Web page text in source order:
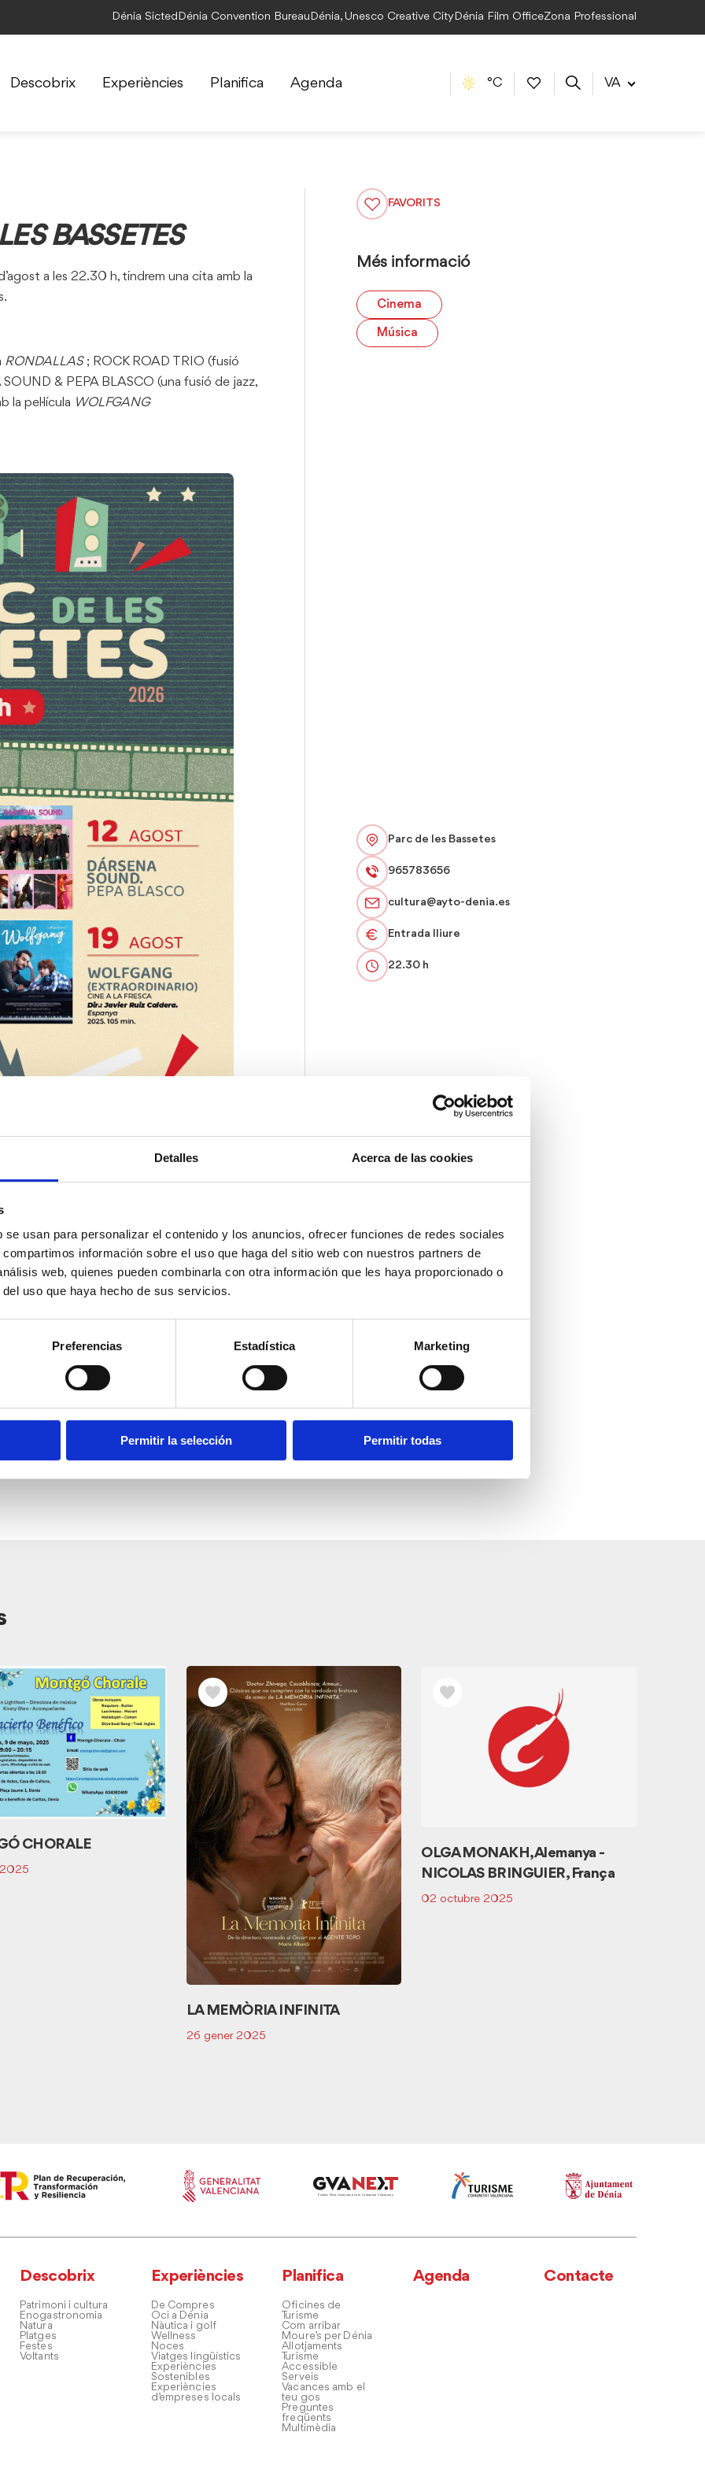
Detalles Acerca de las cookies
usan para personalizar el contenido y los anuncios, ofrecer funciones de redes sociales
información sobre el uso que haga del sitio web con nuestros partners de
web, quienes pueden combinarla con otra información que les haya proporcionado o
uso que haya hecho de sus servicios.
Preferencias Estadística Marketing
Permitir la selección Permitir todas
Dénia Sicted Dénia Convention Bureau Dénia, Unesco Creative CityDénia Film OfficeZona Professional
Descobrix Experiències Planifica Agenda °C VA
BASSETES
a les 22.30 h, tindrem una cita amb la
RONDALLAS; ROCK ROAD TRIO (fusió
& PEPA BLASCO (una fusió de jazz,
la pel·lícula WOLFGANG
FAVORITS
Més informació
Cinema
Música
Parc de les Bassetes
965783656
cultura@ayto-denia.es
Entrada lliure
22.30 h
CHORALE
LA MEMÒRIA INFINITA
26 gener 2025
OLGA MONAKH, Alemanya -
NICOLAS BRINGUIER, França
02 octubre 2025
Descobrix
Patrimoni i cultura
Enogastronomia
Natura
Platges
Festes
Voltants
Experiències
De Compres
Oci a Dénia
Nàutica i golf
Wellness
Noces
Viatges lingüístics
Experiències
Sostenibles
Experiències
d’empreses locals
Planifica
Oficines de
Turisme
Com arribar
Moure’s per Dénia
Allotjaments
Turisme
Accessible
Serveis
Vacances amb el
teu gos
Preguntes
freqüents
Multimèdia
Agenda Contacte